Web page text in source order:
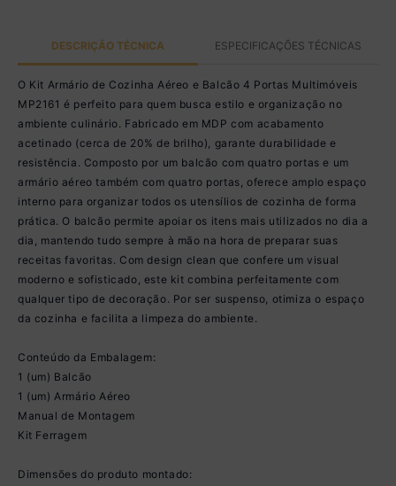
DESCRIÇÃO TÉCNICA ESPECIFICAÇÕES TÉCNICAS
O Kit Armário de Cozinha Aéreo e Balcão 4 Portas Multimóveis
MP2161 é perfeito para quem busca estilo e organização no
ambiente culinário. Fabricado em MDP com acabamento
acetinado (cerca de 20% de brilho), garante durabilidade e
resistência. Composto por um balcão com quatro portas e um
armário aéreo também com quatro portas, oferece amplo espaço
interno para organizar todos os utensílios de cozinha de forma
prática. O balcão permite apoiar os itens mais utilizados no dia a
dia, mantendo tudo sempre à mão na hora de preparar suas
receitas favoritas. Com design clean que confere um visual
moderno e sofisticado, este kit combina perfeitamente com
qualquer tipo de decoração. Por ser suspenso, otimiza o espaço
da cozinha e facilita a limpeza do ambiente.
Conteúdo da Embalagem:
1 (um) Balcão
1 (um) Armário Aéreo
Manual de Montagem
Kit Ferragem
Dimensões do produto montado: